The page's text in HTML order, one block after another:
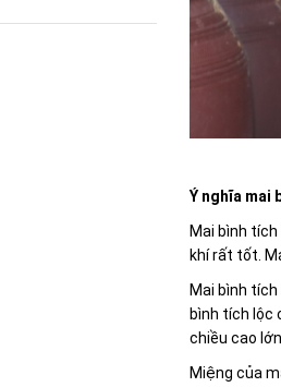
Ý nghĩa mai
Mai bình
khí rất tốt.
Mai bình
bình tích lộc
chiều cao
Miệng của